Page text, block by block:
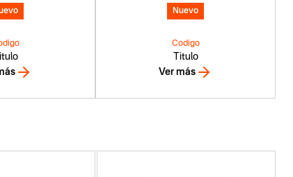
Nuevo
Titulo
Codigo
Ver más